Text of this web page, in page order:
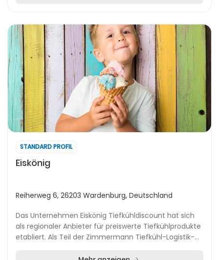
STANDARD PROFIL
Eiskönig
Reiherweg 6, 26203 Wardenburg, Deutschland
Das Unternehmen Eiskönig Tiefkühldiscount hat sich
als regionaler Anbieter für preiswerte Tiefkühlprodukte
etabliert. Als Teil der Zimmermann Tiefkühl-Logistik-